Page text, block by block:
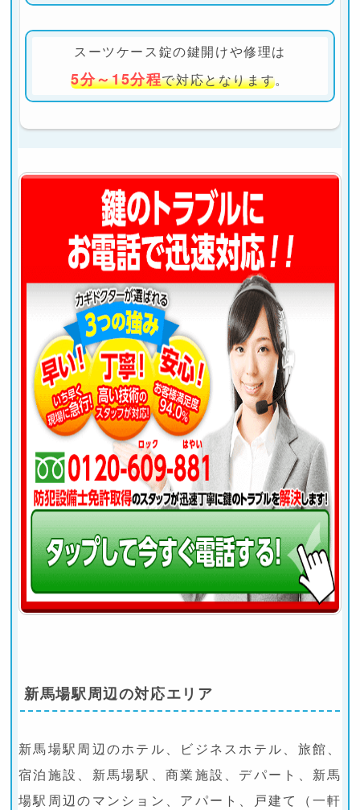
スーツケース錠の鍵開けや修理は
5分～15分程で対応となります。
新馬場駅周辺の対応エリア
新馬場駅周辺のホテル、ビジネスホテル、旅館、
宿泊施設、新馬場駅、商業施設、デパート、新馬
場駅周辺のマンション、アパート、戸建て（一軒